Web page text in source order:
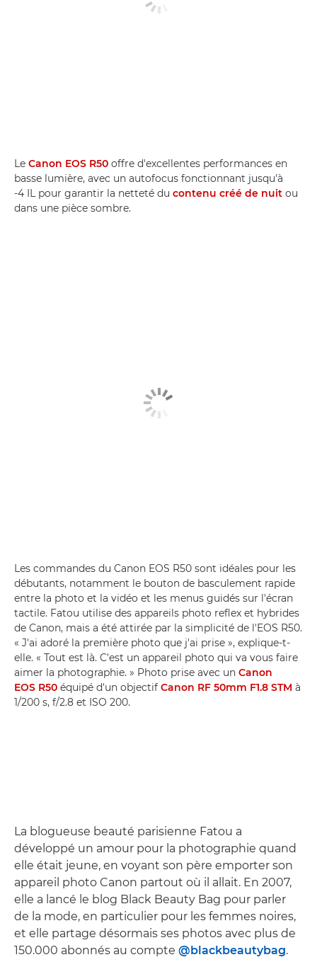
Le Canon EOS R50 offre d'excellentes performances en
basse lumière, avec un autofocus fonctionnant jusqu'à
-4 IL pour garantir la netteté du contenu créé de nuit ou
dans une pièce sombre.
Les commandes du Canon EOS R50 sont idéales pour les
débutants, notamment le bouton de basculement rapide
entre la photo et la vidéo et les menus guidés sur l'écran
tactile. Fatou utilise des appareils photo reflex et hybrides
de Canon, mais a été attirée par la simplicité de l'EOS R50.
« J'ai adoré la première photo que j'ai prise », explique-t-
elle. « Tout est là. C'est un appareil photo qui va vous faire
aimer la photographie. » Photo prise avec un Canon
EOS R50 équipé d'un objectif Canon RF 50mm F1.8 STM à
1/200 s, f/2.8 et ISO 200.
La blogueuse beauté parisienne Fatou a
développé un amour pour la photographie quand
elle était jeune, en voyant son père emporter son
appareil photo Canon partout où il allait. En 2007,
elle a lancé le blog Black Beauty Bag pour parler
de la mode, en particulier pour les femmes noires,
et elle partage désormais ses photos avec plus de
150.000 abonnés au compte @blackbeautybag.